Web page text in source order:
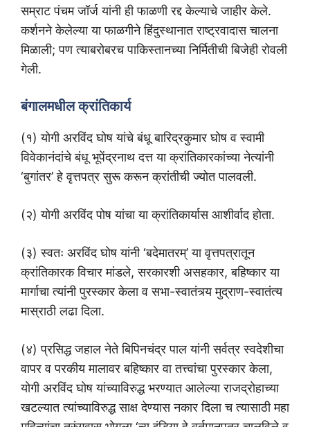
सम्राट पंचम जॉर्ज यांनी ही फाळणी रद्द केल्याचे जाहीर केले.
कर्शनने केलेल्या या फाळगीने हिंदुस्थानात राष्ट्रवादास चालना
मिळाली; पण त्याबरोबरच पाकिस्तानच्या निर्मितीची बिजेही रोवली
गेली.
बंगालमधील क्रांतिकार्य
(१) योगी अरविंद घोष यांचे बंधू बारिद्रकुमार घोष व स्वामी
विवेकानंदांचे बंधू भूपेंद्रनाथ दत्त या क्रांतिकारकांच्या नेत्यांनी
‘बुगांतर’ हे वृत्तपत्र सुरू करून क्रांतीची ज्योत पालवली.
(२) योगी अरविंद पोष यांचा या क्रांतिकार्यास आशीर्वाद होता.
(३) स्वतः अरविंद घोष यांनी ‘बदेमातरम्’ या वृत्तपत्रातून
क्रांतिकारक विचार मांडले, सरकारशी असहकार, बहिष्कार या
मार्गाचा त्यांनी पुरस्कार केला व सभा-स्वातंत्र्य मुद्राण-स्वातंत्य
मास्राठी लढा दिला.
(४) प्रसिद्ध जहाल नेते बिपिनचंद्र पाल यांनी सर्वत्र स्वदेशीचा
वापर व परकीय मालावर बहिष्कार वा तत्त्वांचा पुरस्कार केला,
योगी अरविंद घोष यांच्याविरुद्ध भरण्यात आलेल्या राजद्रोहाच्या
खटल्यात त्यांच्याविरुद्ध साक्ष देण्यास नकार दिला च त्यासाठी महा